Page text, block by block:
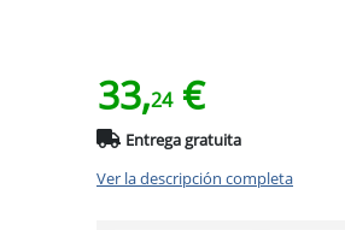
33,24€
Entrega gratuita
Ver la descripción completa